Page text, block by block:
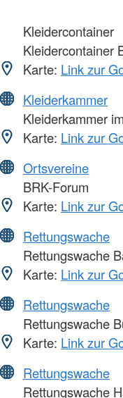
Kleidercontainer
Kleidercontainer
Karte: Link zur
Kleiderkammer
Kleiderkammer
Karte: Link zur
Ortsvereine
BRK-Forum
Karte: Link zur
Rettungswache
Rettungswache
Karte: Link zur
Rettungswache
Rettungswache
Karte: Link zur
Rettungswache
Rettungswache